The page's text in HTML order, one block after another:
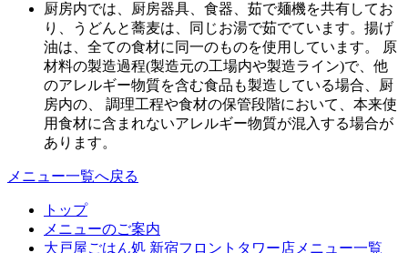
厨房内では、厨房器具、食器、茹で麺機を共有してお
り、うどんと蕎麦は、同じお湯で茹でています。揚げ
油は、全ての食材に同一のものを使用しています。 原
材料の製造過程(製造元の工場内や製造ライン)で、他
のアレルギー物質を含む食品も製造している場合、厨
房内の、 調理工程や食材の保管段階において、本来使
用食材に含まれないアレルギー物質が混入する場合が
あります。
メニュー一覧へ戻る
トップ
メニューのご案内
大戸屋ごはん処 新宿フロントタワー店メニュー一覧